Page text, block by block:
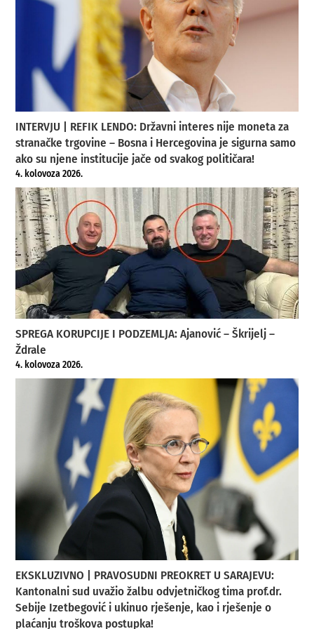
INTERVJU | REFIK LENDO: Državni interes nije moneta za
stranačke trgovine – Bosna i Hercegovina je sigurna samo
ako su njene institucije jače od svakog političara!
4. kolovoza 2026.
SPREGA KORUPCIJE I PODZEMLJA: Ajanović – Škrijelj –
Ždrale
4. kolovoza 2026.
EKSKLUZIVNO | PRAVOSUDNI PREOKRET U SARAJEVU:
Kantonalni sud uvažio žalbu odvjetničkog tima prof.dr.
Sebije Izetbegović i ukinuo rješenje, kao i rješenje o
plaćanju troškova postupka!